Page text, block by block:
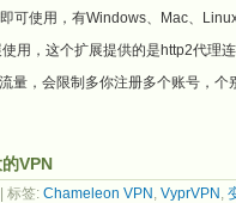
可使用，有Windows、Mac、
用，这个扩展提供的是http2代理
量，会限制多你注册多个账号，个
VPN
| 标签: Chameleon VPN , VyprVPN ,